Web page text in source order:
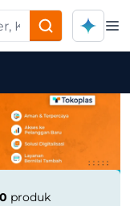
0 produk